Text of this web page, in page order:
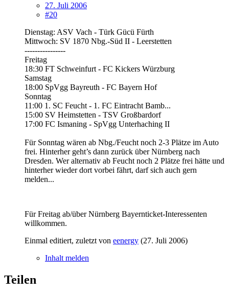
27. Juli 2006
#20
Dienstag: ASV Vach - Türk Gücü Fürth
Mittwoch: SV 1870 Nbg.-Süd II - Leerstetten
----------------
Freitag
18:30 FT Schweinfurt - FC Kickers Würzburg
Samstag
18:00 SpVgg Bayreuth - FC Bayern Hof
Sonntag
11:00 1. SC Feucht - 1. FC Eintracht Bamb...
15:00 SV Heimstetten - TSV Großbardorf
17:00 FC Ismaning - SpVgg Unterhaching II
Für Sonntag wären ab Nbg./Feucht noch 2-3 Plätze im Auto
frei. Hinterher geht’s dann zurück über Nürnberg nach
Dresden. Wer alternativ ab Feucht noch 2 Plätze frei hätte und
hinterher wieder dort vorbei fährt, darf sich auch gern
melden...
Für Freitag ab/über Nürnberg Bayernticket-Interessenten
willkommen.
Einmal editiert, zuletzt von eenergy (27. Juli 2006)
Inhalt melden
Teilen